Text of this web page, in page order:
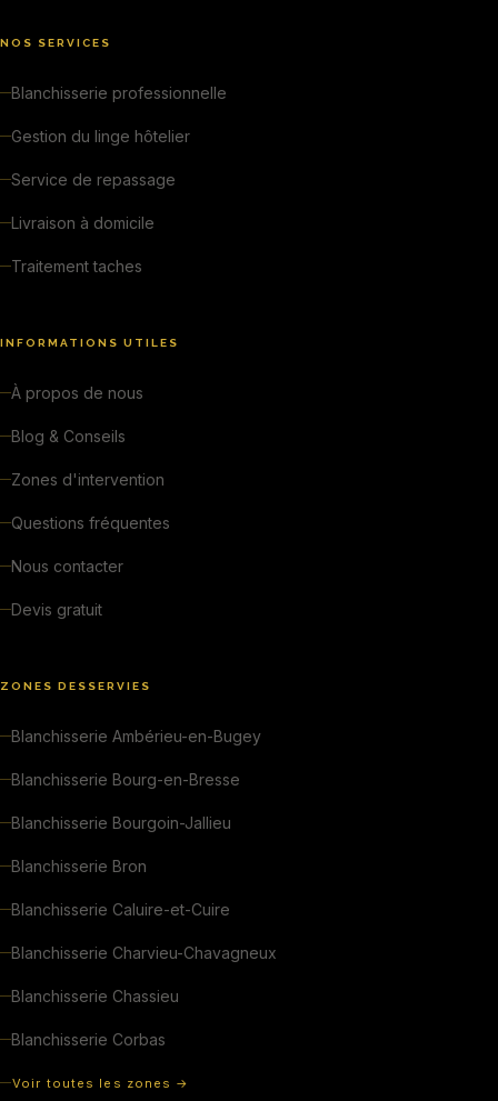
NOS SERVICES
Blanchisserie professionnelle
Gestion du linge hôtelier
Service de repassage
Livraison à domicile
Traitement taches
INFORMATIONS UTILES
À propos de nous
Blog & Conseils
Zones d'intervention
Questions fréquentes
Nous contacter
Devis gratuit
ZONES DESSERVIES
Blanchisserie Ambérieu-en-Bugey
Blanchisserie Bourg-en-Bresse
Blanchisserie Bourgoin-Jallieu
Blanchisserie Bron
Blanchisserie Caluire-et-Cuire
Blanchisserie Charvieu-Chavagneux
Blanchisserie Chassieu
Blanchisserie Corbas
Voir toutes les zones →